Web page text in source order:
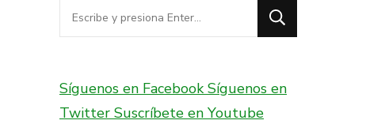
¿Buscas
algo?
Síguenos en FacebookSíguenos en
Twitter Suscríbete en Youtube